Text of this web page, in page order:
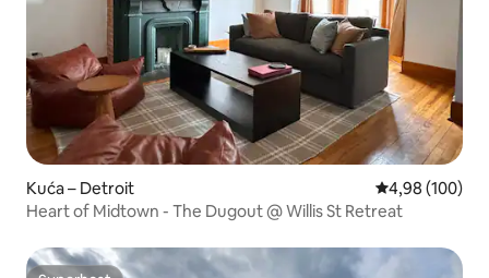
Kuća – Detroit Prosječna
4,98 (100)
Heart of Midtown - The Dugout @ Willis St Retreat